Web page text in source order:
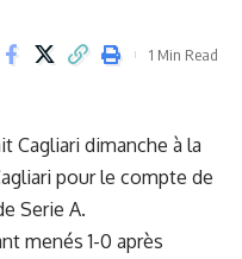
1 Min Read
Cagliari dimanche à la
pour le compte de
Serie A.
menés 1-0 après